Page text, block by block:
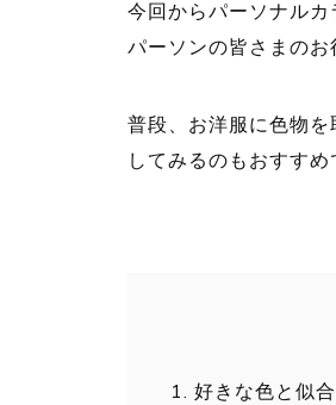
今回からパーソナル
パーソンの皆さまの
普段、お洋服に色物
してみるのもおすすめ
好きな色と似